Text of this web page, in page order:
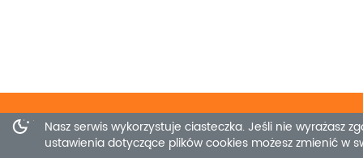
Nasz serwis wykorzystuje ciasteczka. Jeśli nie wyrażasz
ustawienia dotyczące plików cookies możesz zmienić w